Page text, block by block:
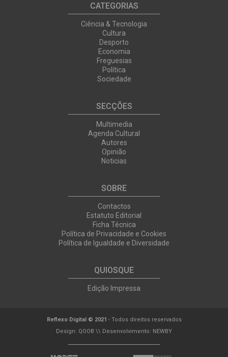
CATEGORIAS
Ciência & Tecnologia
Cultura
Desporto
Economia
Freguesias
Política
Sociedade
SECÇÕES
Multimedia
Agenda Cultural
Autores
Opinião
Noticias
SOBRE
Contactos
Estatuto Editorial
Ficha Técnica
Política de Privacidade e Cookies
Política de Igualdade e Diversidade
QUIOSQUE
Edição Impressa
Reflexo Digital © 2021 - Todos direitos reservados
Design: QOOB \\ Desenvolvimento: NEWBY